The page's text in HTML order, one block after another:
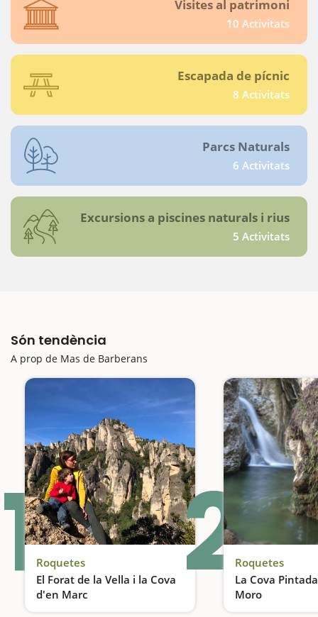
Visites al patrimoni
10 Activitats
Escapada de pícnic
8 Activitats
Parcs Naturals
6 Activitats
Excursions a piscines naturals i rius
5 Activitats
Són tendència
A prop de Mas de Barberans
1 Roquetes
El Forat de la Vella i la Cova
d'en Marc
Formacions rocoses de fantasia al Parc Natural dels Ports, Roquetes
2Roquetes
La Cova
Moro